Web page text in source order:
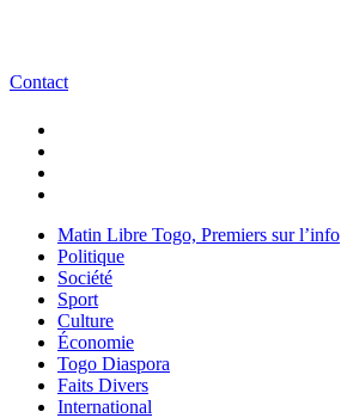
Contact
Matin Libre Togo, Premiers sur l’info
Politique
Société
Sport
Culture
Économie
Togo Diaspora
Faits Divers
International